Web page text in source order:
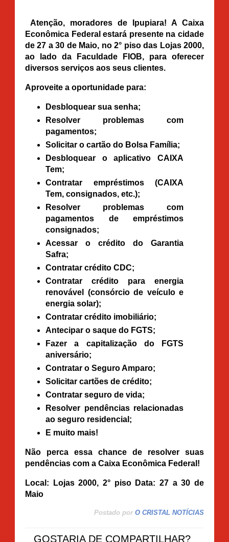
Atenção, moradores de Ipupiara! A Caixa
Econômica Federal estará presente na cidade
de 27 a 30 de Maio, no 2° piso das Lojas 2000,
ao lado da Faculdade FIOB, para oferecer
diversos serviços aos seus clientes.
Aproveite a oportunidade para:
Desbloquear sua senha;
Resolver problemas com
pagamentos;
Solicitar o cartão do Bolsa Família;
Desbloquear o aplicativo CAIXA
Tem;
Contratar empréstimos (CAIXA
Tem, consignados, etc.);
Resolver problemas com
pagamentos de empréstimos
consignados;
Acessar o crédito do Garantia
Safra;
Contratar crédito CDC;
Contratar crédito para energia
renovável (consórcio de veículo e
energia solar);
Contratar crédito imobiliário;
Antecipar o saque do FGTS;
Fazer a capitalização do FGTS
aniversário;
Contratar o Seguro Amparo;
Solicitar cartões de crédito;
Contratar seguro de vida;
Resolver pendências relacionadas
ao seguro residencial;
E muito mais!
Não perca essa chance de resolver suas
pendências com a Caixa Econômica Federal!
Local: Lojas 2000, 2° piso Data: 27 a 30 de
Maio
Postado por O CRISTAL NOTÍCIAS
GOSTARIA DE COMPARTILHAR?